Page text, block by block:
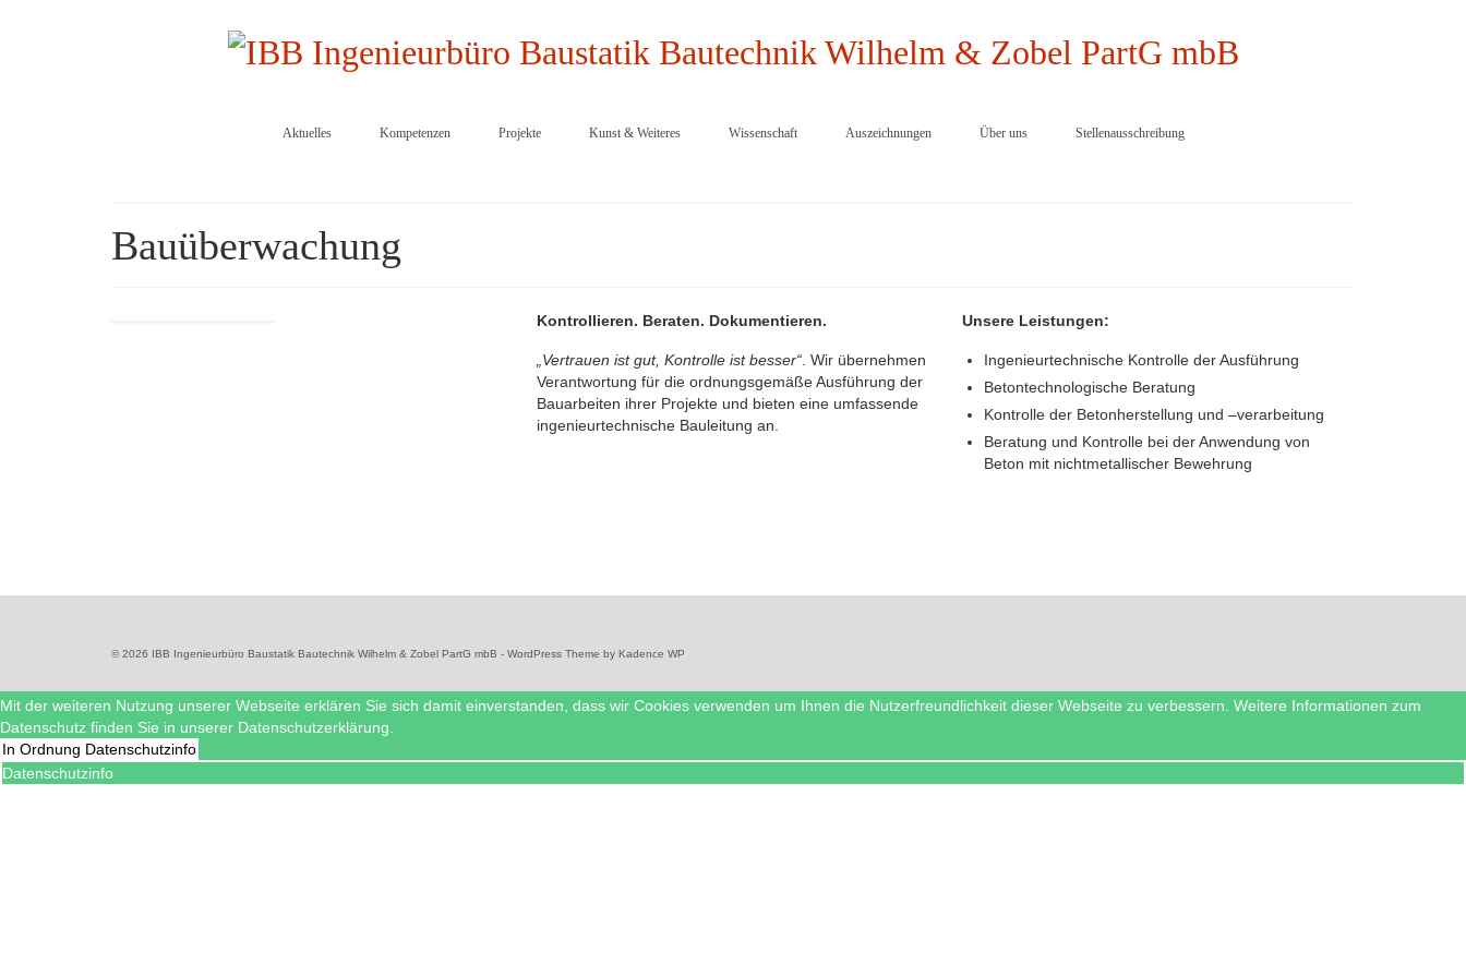
Aktuelles Kompetenzen Projekte Kunst & Weiteres Wissenschaft Auszeichnungen Über uns Stellenausschreibung
Bauüberwachung
Kontrollieren. Beraten. Dokumentieren.
„Vertrauen ist gut, Kontrolle ist besser“. Wir übernehmen
Verantwortung für die ordnungsgemäße Ausführung der
Bauarbeiten ihrer Projekte und bieten eine umfassende
ingenieurtechnische Bauleitung an.
Unsere Leistungen:
Ingenieurtechnische Kontrolle der Ausführung
Betontechnologische Beratung
Kontrolle der Betonherstellung und –verarbeitung
Beratung und Kontrolle bei der Anwendung von
Beton mit nichtmetallischer Bewehrung
© 2026 IBB Ingenieurbüro Baustatik Bautechnik Wilhelm & Zobel PartG mbB - WordPress Theme by Kadence WP
Mit der weiteren Nutzung unserer Webseite erklären Sie sich damit einverstanden, dass wir Cookies verwenden um Ihnen die Nutzerfreundlichkeit dieser Webseite zu verbessern. Weitere Informationen zum
Datenschutz finden Sie in unserer Datenschutzerklärung.
In Ordnung Datenschutzinfo
Datenschutzinfo